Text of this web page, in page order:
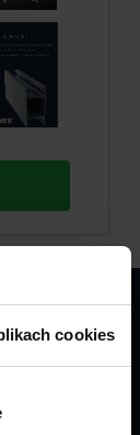
cookies